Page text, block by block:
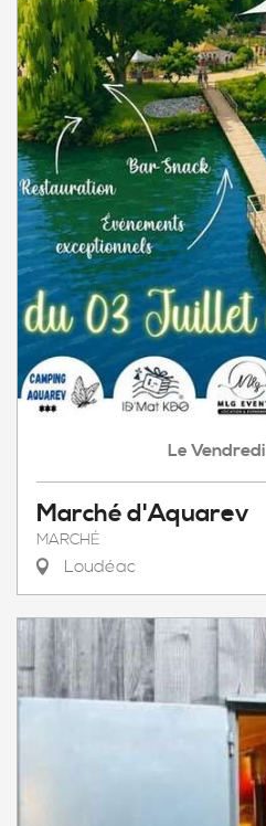
Le Vendredi
Marché d'Aquarev
MARCHÉ
Loudéac